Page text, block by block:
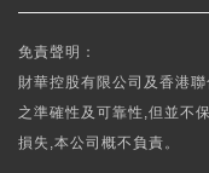
免責聲明：
財華控股有限公司及香港
之準確性及可靠性,但並不
損失,本公司概不負責。